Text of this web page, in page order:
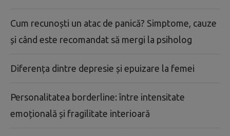
Cum recunoști un atac de panică? Simptome, cauze
și când este recomandat să mergi la psiholog
Diferența dintre depresie și epuizare la femei
Personalitatea borderline: între intensitate
emoțională și fragilitate interioară